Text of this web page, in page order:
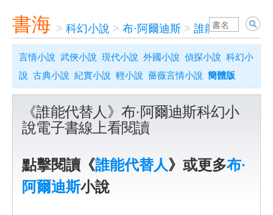
書海 > 科幻小說 > 布·阿爾迪斯 > 誰能代替人
言情小說 武俠小說 現代小說 外國小說 偵探小說 科幻小
說 古典小說 紀實小說 輕小說 薔薇言情小說 簡體版
《誰能代替人》布·阿爾迪斯科幻小
說電子書線上看閱讀
點擊閱讀《誰能代替人》或更多布·
阿爾迪斯小說